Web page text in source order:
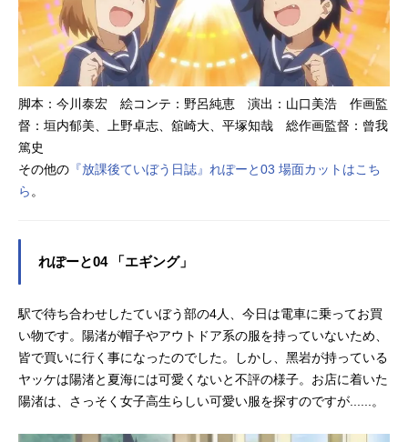
脚本：今川泰宏 絵コンテ：野呂純恵 演出：山口美浩 作画監
督：垣内郁美、上野卓志、舘崎大、平塚知哉 総作画監督：曾我
篤史
その他の 『放課後ていぼう日誌』れぽーと03 場面カットはこち
ら 。
れぽーと04 「エギング」
駅で待ち合わせしたていぼう部の4人、今日は電車に乗ってお買
い物です。陽渚が帽子やアウトドア系の服を持っていないため、
皆で買いに行く事になったのでした。しかし、黑岩が持っている
ヤッケは陽渚と夏海には可愛くないと不評の様子。お店に着いた
陽渚は、さっそく女子高生らしい可愛い服を探すのですが......。